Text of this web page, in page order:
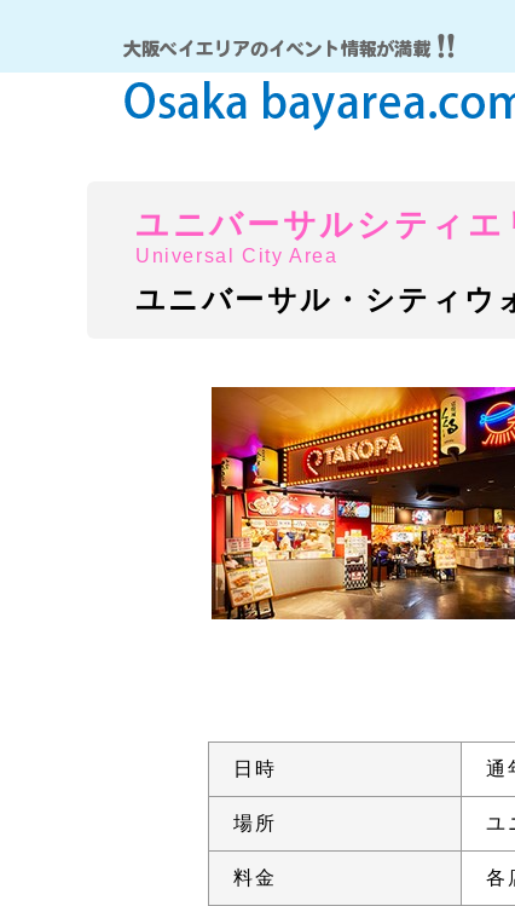
ユニバーサルシティエ
Universal City Area
ユニバーサル・シティウ
日時 通
場所 ユ
料金 各